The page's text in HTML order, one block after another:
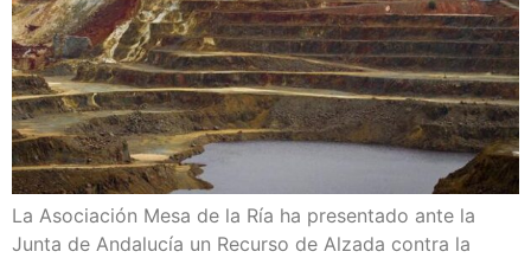
La Aso­cia­ción Mesa de la Ría ha pre­sen­ta­do ante la
Jun­ta de Anda­lu­cía un Recur­so de Alza­da con­tra la